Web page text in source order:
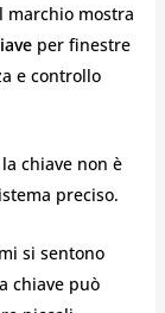
marchio mostra
per finestre
e controllo
chiave non è
preciso.
si sentono
chiave può